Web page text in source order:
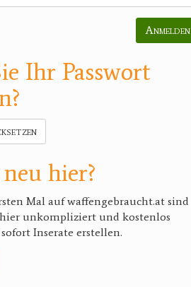
Anmelden
Ihr Passwort
hier?
Mal auf waffengebraucht.at sind
unkompliziert und kostenlos
Inserate erstellen.